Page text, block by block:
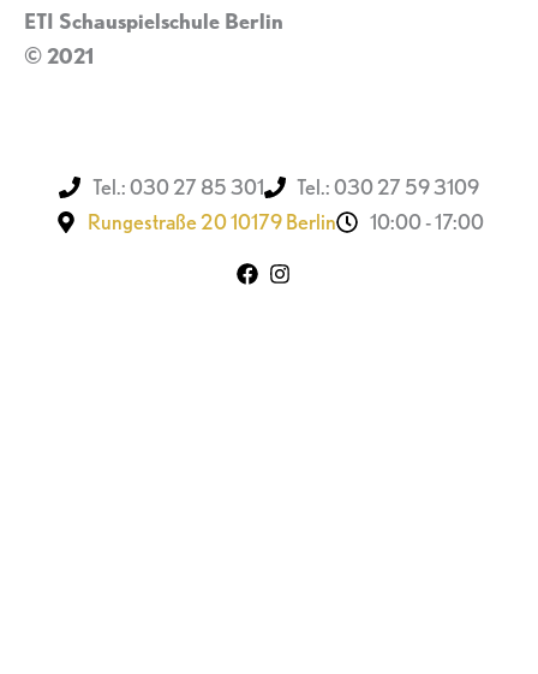
ETI Schauspielschule Berlin
© 2021
Tel.: 030 27 85 301
Tel.: 030 27 59 3109
Rungestraße 20 10179 Berlin
10:00 - 17:00